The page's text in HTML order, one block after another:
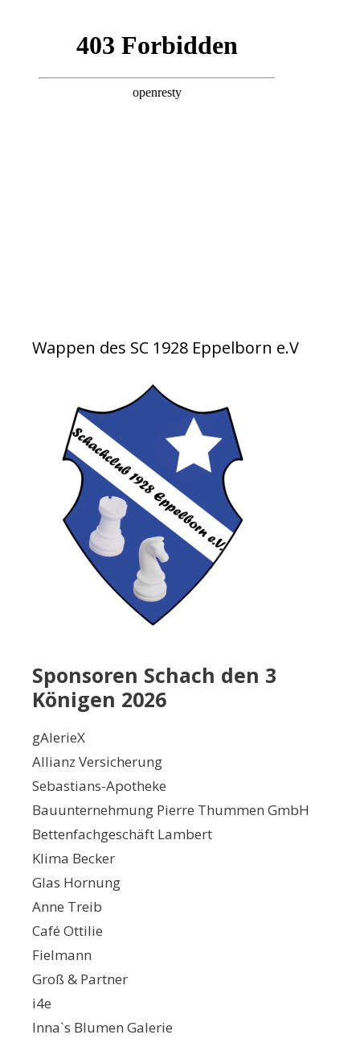
Wappen des SC 1928 Eppelborn e.V
Sponsoren Schach den 3
Königen 2026
gAlerieX
Allianz Versicherung
Sebastians-Apotheke
Bauunternehmung Pierre Thummen GmbH
Bettenfachgeschäft Lambert
Klima Becker
Glas Hornung
Anne Treib
Café Ottilie
Fielmann
Groß & Partner
i4e
Inna`s Blumen Galerie